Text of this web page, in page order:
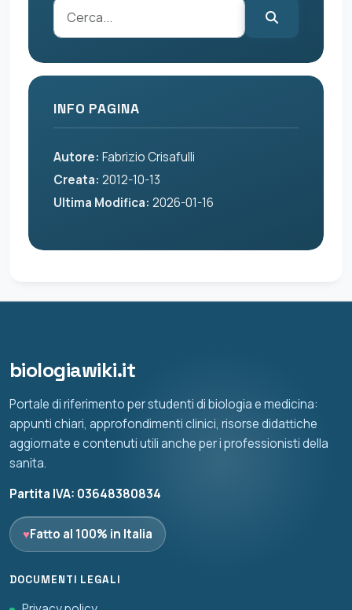
INFO PAGINA
Autore: Fabrizio Crisafulli
Creata: 2012-10-13
Ultima Modifica: 2026-01-16
biologiawiki.it
Portale di riferimento per studenti di biologia e medicina:
appunti chiari, approfondimenti clinici, risorse didattiche
aggiornate e contenuti utili anche per i professionisti della
sanita.
Partita IVA: 03648380834
♥Fatto al 100% in Italia
DOCUMENTI LEGALI